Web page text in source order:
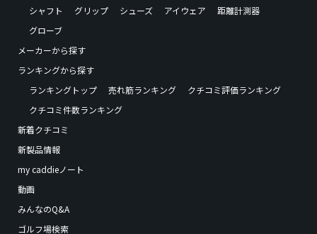
シャフト
グリップ シューズ アイウェア
距離計測器
グローブ
メーカーから探す
ランキングから探す
ランキングトップ
売れ筋ランキング
クチコミ評価ランキング
クチコミ件数ランキング
新着クチコミ
新製品情報
my caddieノート
動画
みんなのQ&A
ゴルフ場検索